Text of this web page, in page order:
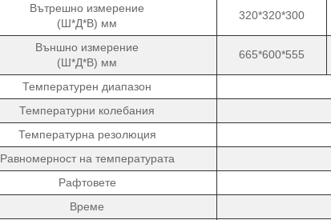
Вътрешно измерение
(Ш*Д*В) мм
320*320*300
Външно измерение
(Ш*Д*В) мм
665*600*555
Температурен диапазон
Температурни колебания
Температурна резолюция
Равномерност на температурата
Рафтовете
Време